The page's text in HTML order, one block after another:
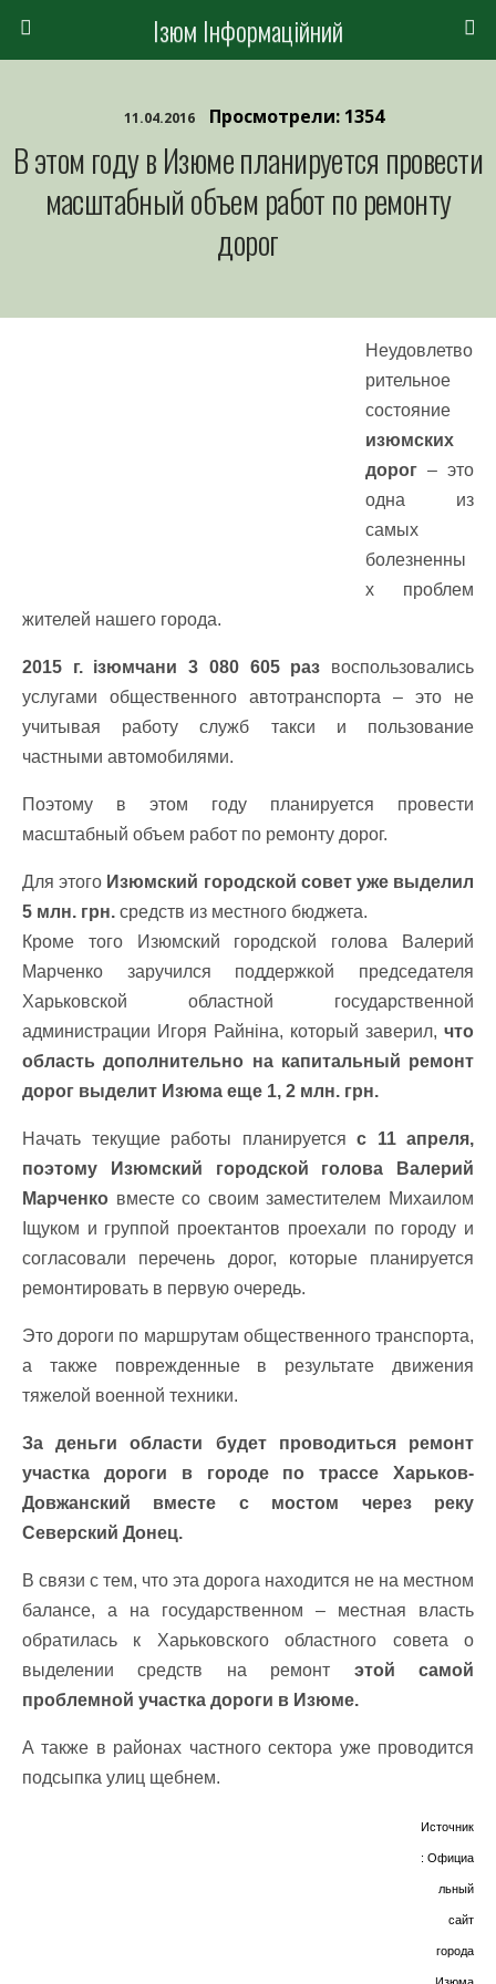
Ізюм Інформаційний
11.04.2016 Просмотрели: 1354
В этом году в Изюме планируется провести
масштабный объем работ по ремонту
дорог
Неудовлетво
рительное
состояние
изюмских
дорог – это
одна из
самых
болезненны
х проблем
жителей нашего города.
2015 г. ізюмчани 3 080 605 раз воспользовались
услугами общественного автотранспорта – это не
учитывая работу служб такси и пользование
частными автомобилями.
Поэтому в этом году планируется провести
масштабный объем работ по ремонту дорог.
Для этого Изюмский городской совет уже выделил
5 млн. грн. средств из местного бюджета.
Кроме того Изюмский городской голова Валерий
Марченко заручился поддержкой председателя
Харьковской областной государственной
администрации Игоря Райніна, который заверил, что
область дополнительно на капитальный ремонт
дорог выделит Изюма еще 1, 2 млн. грн.
Начать текущие работы планируется с 11 апреля,
поэтому Изюмский городской голова Валерий
Марченко вместе со своим заместителем Михаилом
Іщуком и группой проектантов проехали по городу и
согласовали перечень дорог, которые планируется
ремонтировать в первую очередь.
Это дороги по маршрутам общественного транспорта,
а также поврежденные в результате движения
тяжелой военной техники.
За деньги области будет проводиться ремонт
участка дороги в городе по трассе Харьков-
Довжанский вместе с мостом через реку
Северский Донец.
В связи с тем, что эта дорога находится не на местном
балансе, а на государственном – местная власть
обратилась к Харьковского областного совета о
выделении средств на ремонт этой самой
проблемной участка дороги в Изюме.
А также в районах частного сектора уже проводится
подсыпка улиц щебнем.
Источник
: Официа
льный
сайт
города